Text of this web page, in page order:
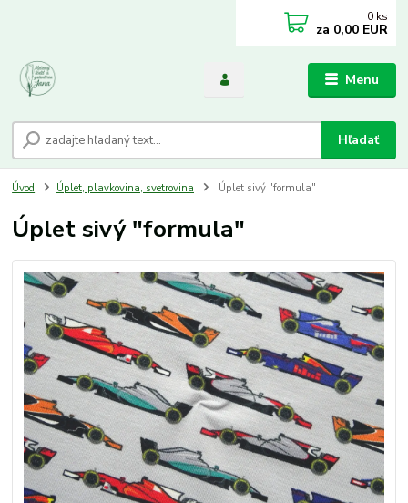
Menu
Hľadať
0 ks
za 0,00 EUR
Úvod Úplet, plavkovina, svetrovina Úplet sivý "formula"
Úplet sivý "formula"